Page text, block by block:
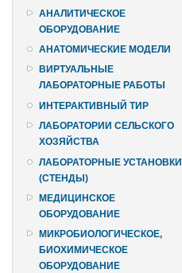
АНАЛИТИЧЕСКОЕ
ОБОРУДОВАНИЕ
АНАТОМИЧЕСКИЕ МОДЕЛИ
ВИРТУАЛЬНЫЕ
ЛАБОРАТОРНЫЕ РАБОТЫ
ИНТЕРАКТИВНЫЙ ТИР
ЛАБОРАТОРИИ СЕЛЬСКОГО
ХОЗЯЙСТВА
ЛАБОРАТОРНЫЕ УСТАНОВКИ
(СТЕНДЫ)
МЕДИЦИНСКОЕ
ОБОРУДОВАНИЕ
МИКРОБИОЛОГИЧЕСКОЕ,
БИОХИМИЧЕСКОЕ
ОБОРУДОВАНИЕ